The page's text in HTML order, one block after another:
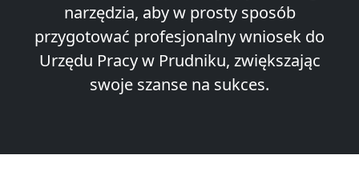
narzędzia, aby w prosty sposób
przygotować profesjonalny wniosek do
Urzędu Pracy w Prudniku, zwiększając
swoje szanse na sukces.